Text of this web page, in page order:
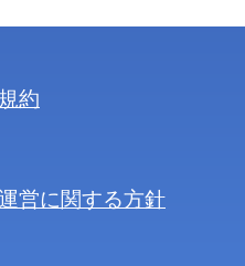
約
営に関する方針